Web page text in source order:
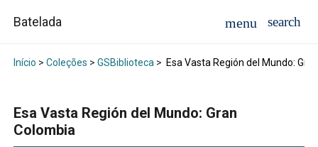
Batelada
Início > Coleções > GSBiblioteca> Esa Vasta Región del Mundo:
Esa Vasta Región del Mundo: Gran
Colombia